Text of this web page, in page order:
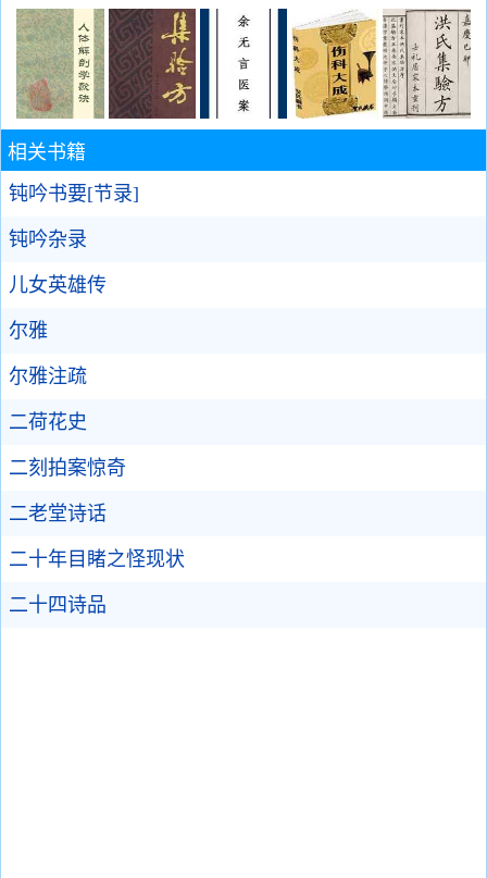
相关书籍
钝吟书要[节录]
钝吟杂录
儿女英雄传
尔雅
尔雅注疏
二荷花史
二刻拍案惊奇
二老堂诗话
二十年目睹之怪现状
二十四诗品